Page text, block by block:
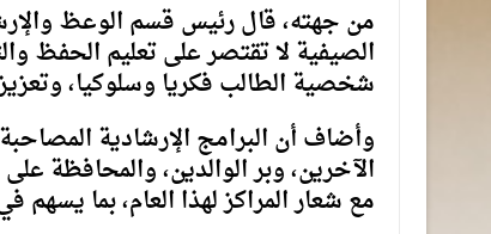
من جهته، قال رئيس قسم الوعظ
الصيفية لا تقتصر على تعليم الحفظ
شخصية الطالب فكريا وسلوكيا،
وأضاف أن البرامج الإرشادية
الآخرين، وبر الوالدين، والمحافظة
مع شعار المراكز لهذا العام، بما